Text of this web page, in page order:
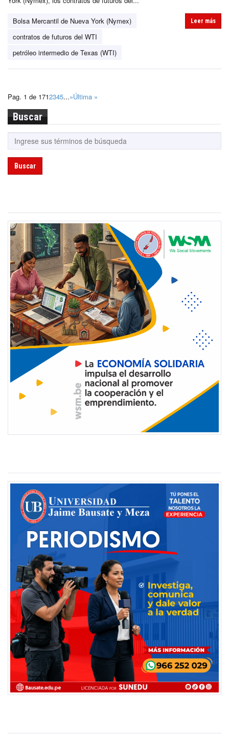
Bolsa Mercantil de Nueva York (Nymex)
contratos de futuros del WTI
petróleo intermedio de Texas (WTI)
Leer más
Pag. 1 de 1712345...»Última »
Buscar
Buscar